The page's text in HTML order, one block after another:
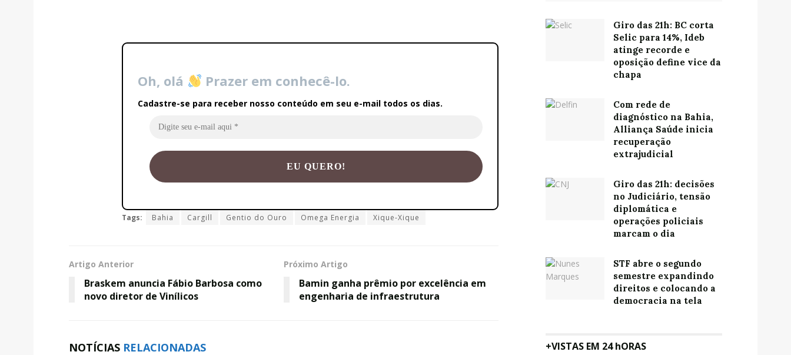
Oh, olá Prazer em conhecê-lo.
Cadastre-se para receber nosso conteúdo em seu e-mail todos os dias.
Tags: Bahia Cargill Gentio do Ouro Omega Energia Xique-Xique
Artigo Anterior
Braskem anuncia Fábio Barbosa como
novo diretor de Vinílicos
Próximo Artigo
Bamin ganha prêmio por excelência em
engenharia de infraestrutura
NOTÍCIAS RELACIONADAS
Giro das 21h: BC corta
Selic para 14%, Ideb
atinge recorde e
oposição define vice da
chapa
Com rede de
diagnóstico na Bahia,
Alliança Saúde inicia
recuperação
extrajudicial
Giro das 21h: decisões
no Judiciário, tensão
diplomática e
operações policiais
marcam o dia
STF abre o segundo
semestre expandindo
direitos e colocando a
democracia na tela
+VISTAS EM 24 hORAS